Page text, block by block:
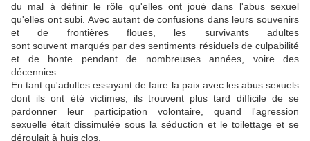
du mal à définir le rôle qu'elles ont joué dans l'abus sexuel
qu'elles ont subi. Avec autant de confusions dans leurs souvenirs
et de frontières floues, les survivants adultes
sont souvent marqués par des sentiments résiduels de culpabilité
et de honte pendant de nombreuses années, voire des
décennies.
En tant qu'adultes essayant de faire la paix avec les abus sexuels
dont ils ont été victimes, ils trouvent plus tard difficile de se
pardonner leur participation volontaire, quand l'agression
sexuelle était dissimulée sous la séduction et le toilettage et se
déroulait à huis clos.